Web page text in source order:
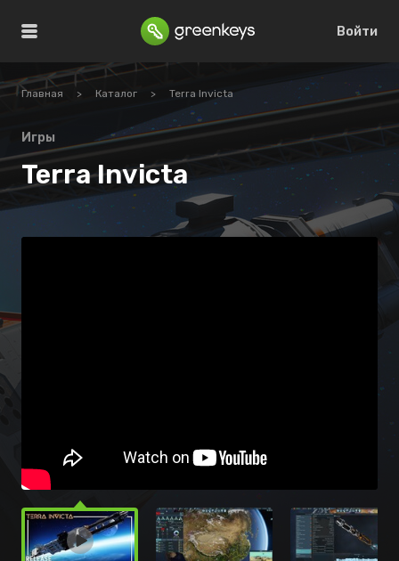
Войти
Главная > Каталог > Terra Invicta
Игры
Terra Invicta